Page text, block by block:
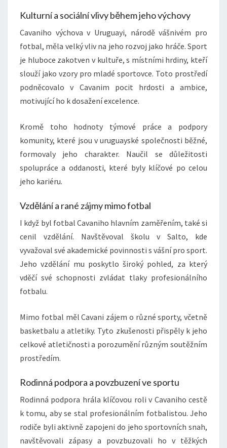
Kulturní a sociální vlivy během jeho výchovy
Cavaniho výchova v Uruguayi, národě vášnivém pro
fotbal, měla velký vliv na jeho rozvoj jako hráče. Sport
je hluboce zakotven v kultuře, s místními hrdiny, kteří
slouží jako vzory pro mladé sportovce. Toto prostředí
podněcovalo v Cavanim pocit hrdosti a ambice,
motivující ho k dosažení excelence.
Kromě toho hodnoty týmové práce a podpory
komunity, které jsou v uruguayské společnosti běžné,
formovaly jeho charakter. Naučil se důležitosti
spolupráce a oddanosti, které byly klíčové po celou
jeho kariéru.
Vzdělání a rané zájmy mimo fotbal
I když byl fotbal Cavaniho hlavním zaměřením, také si
cenil vzdělání. Navštěvoval školu v Salto, kde
vyvažoval své akademické povinnosti s vášní pro sport.
Jeho vzdělání mu poskytlo široký pohled, za který
vděčí své schopnosti zvládat tlaky profesionálního
fotbalu.
Mimo fotbal měl Cavani zájem o různé sporty, včetně
basketbalu a atletiky. Tyto zkušenosti přispěly k jeho
celkové atletičnosti a porozumění různým soutěžním
prostředím.
Rodinná podpora a povzbuzení ve sportu
Rodinná podpora hrála klíčovou roli v Cavaniho cestě
k tomu, aby se stal profesionálním fotbalistou. Jeho
rodiče byli aktivně zapojeni do jeho sportovních snah,
navštěvovali zápasy a povzbuzovali ho v těžkých